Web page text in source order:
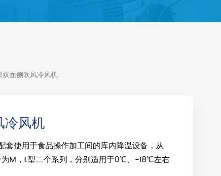
双面侧吹风冷风机
冷风机
套使用于食品操作加工间的库内降温设备，从
M，L型二个系列，分别适用于0℃、-18℃左右